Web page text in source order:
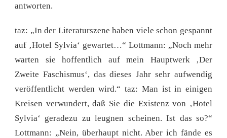
antworten.
taz: „In der Literaturszene haben viele schon gespannt
auf ‚Hotel Sylvia‘ gewartet…“ Lottmann: „Noch mehr
warten sie hoffentlich auf mein Hauptwerk ‚Der
Zweite Faschismus‘, das dieses Jahr sehr aufwendig
veröffentlicht werden wird.“ taz: Man ist in einigen
Kreisen verwundert, daß Sie die Existenz von ‚Hotel
Sylvia‘ geradezu zu leugnen scheinen. Ist das so?“
Lottmann: „Nein, überhaupt nicht. Aber ich fände es